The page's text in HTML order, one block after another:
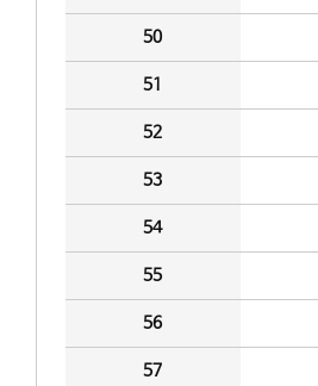
50
51
52
53
54
55
56
57